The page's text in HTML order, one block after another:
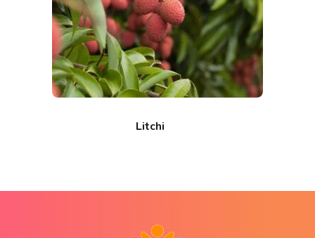
Litchi